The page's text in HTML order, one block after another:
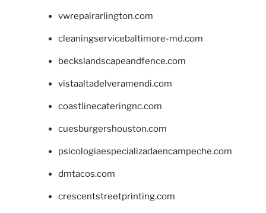
vwrepairarlington.com
cleaningservicebaltimore-md.com
beckslandscapeandfence.com
vistaaltadelveramendi.com
coastlinecateringnc.com
cuesburgershouston.com
psicologiaespecializadaencampeche.com
dmtacos.com
crescentstreetprinting.com